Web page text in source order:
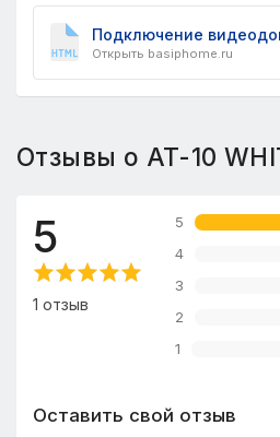
Подключение
Открыть basiphome.ru
Отзывы о AT-10
5
1 отзыв
5
4
3
2
1
Оставить свой отзыв